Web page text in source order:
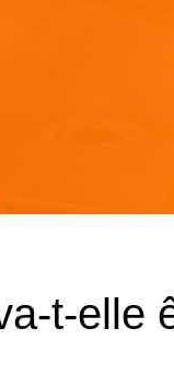
t-elle